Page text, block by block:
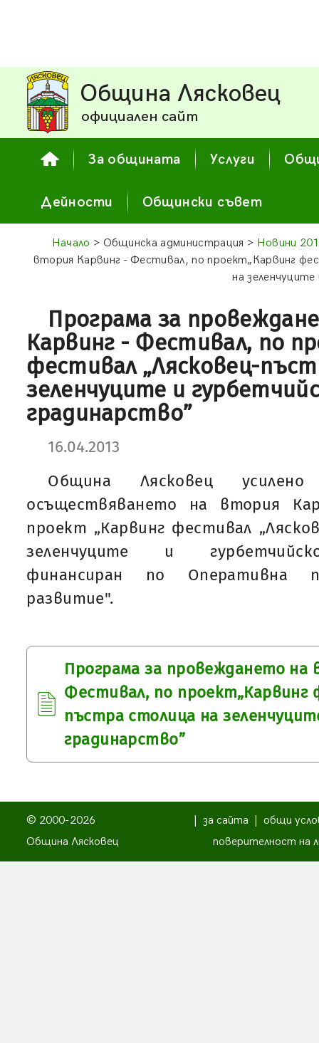
Община Лясковец
официален сайт
За общината Услуги
Дейности Общински съвет
Начало > Общинска администрация > Новини
втория Карвинг - Фестивал, по проект„Карвинг
на
Програма за
Карвинг - Фестивал, по
фестивал „Лясковец-
зеленчуците и
градинарство”
16.04.2013
Община Лясковец
осъществяването на втория
проект „Карвинг фестивал
зеленчуците и
финансиран по Оперативна
развитие".
Програма за провеждането на
Фестивал, по проект„Карвинг
пъстра столица на
градинарство”
© 2000-2026
Община Лясковец
за сайта
общи
поверителност на